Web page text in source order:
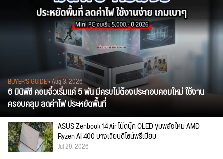
BUYER'S GUIDE• Aug 3, 2026
6 มินิพีซี คอมจิ๋วเริ่มแค่ 5 พัน มีครบไม่ต้องประกอบคอมใหม่ ใช้งาน
ครอบคลุม ลดค่าไฟ ประหยัดพื้นที่
ASUS Zenbook 14 Air โน้ตบุ๊ก OLED ขุมพลังใหม่ AMD
Ryzen AI 400 บางเฉียบดีไซน์พรีเมียม
Jul 29, 2026